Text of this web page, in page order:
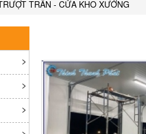
TRẦN - CỬA KHO XƯỞNG